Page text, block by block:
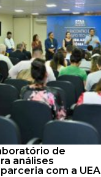
de
análises
com a UEA